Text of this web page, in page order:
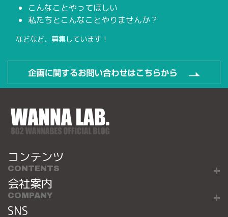
こんなことやってほしい
私たちとこんなことやりませんか？
などなど、募集しています！
コンテンツ
CONTENTS
会社案内
COMPANY
SNS